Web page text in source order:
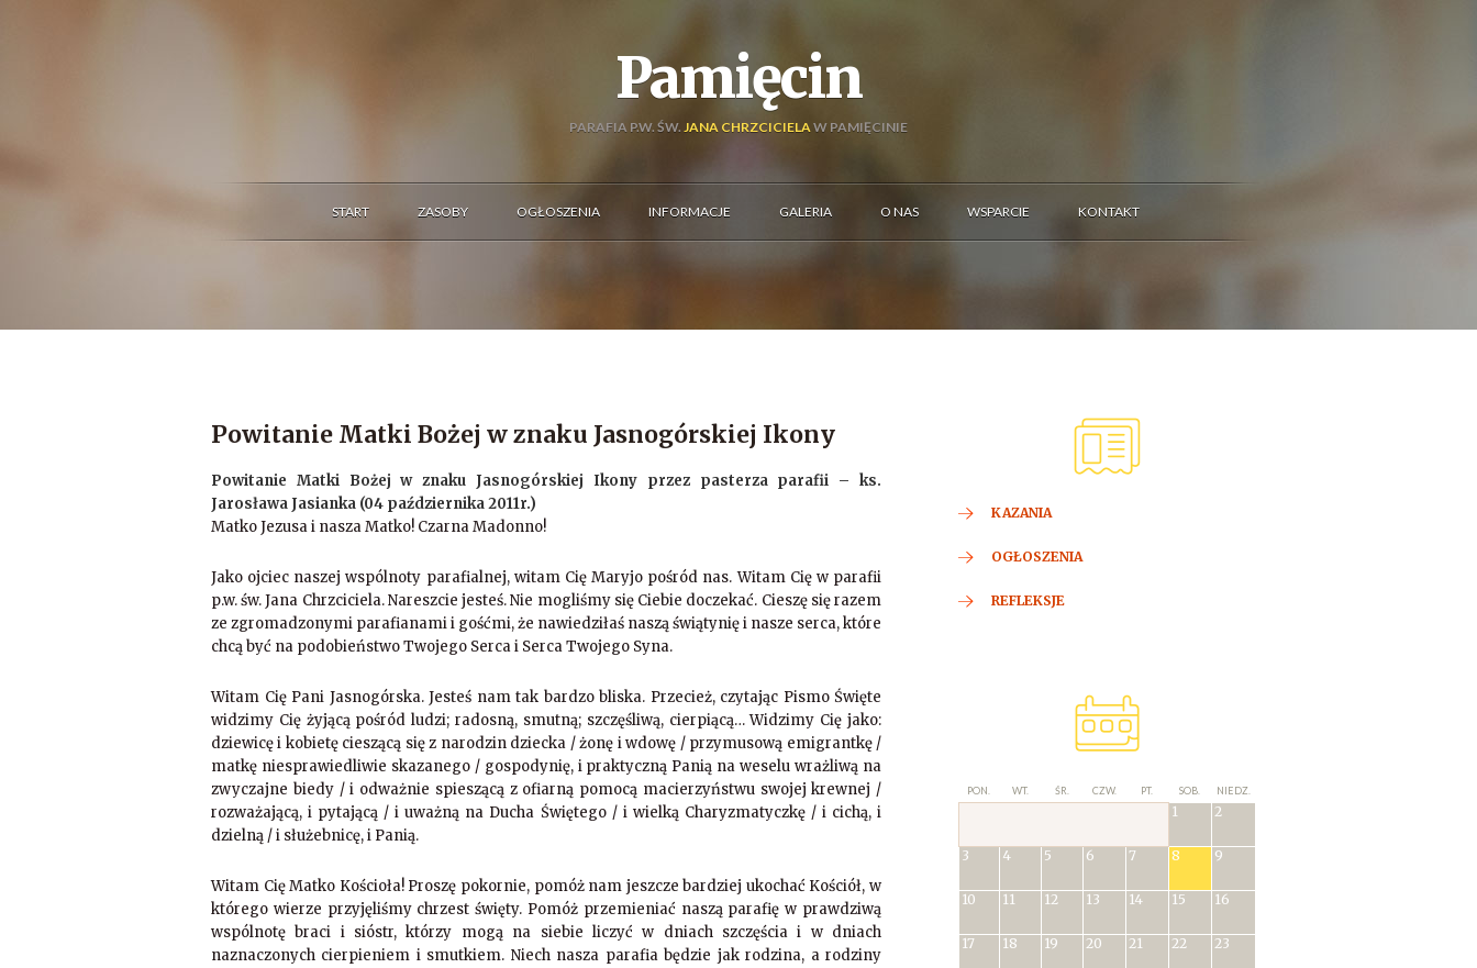
Pamięcin
PARAFIA P.W. ŚW. JANA CHRZCICIELAW PAMIĘCINIE
START ZASOBY OGŁOSZENIA INFORMACJE GALERIA O NAS WSPARCIE KONTAKT
Powitanie Matki Bożej w znaku Jasnogórskiej Ikony
Powitanie Matki Bożej w znaku Jasnogórskiej Ikony przez pasterza parafii – ks.
Jarosława Jasianka (04 października 2011r.)
Matko Jezusa i nasza Matko! Czarna Madonno!
Jako ojciec naszej wspólnoty parafialnej, witam Cię Maryjo pośród nas. Witam Cię w parafii
p.w. św. Jana Chrzciciela. Nareszcie jesteś. Nie mogliśmy się Ciebie doczekać. Cieszę się razem
ze zgromadzonymi parafianami i gośćmi, że nawiedziłaś naszą świątynię i nasze serca, które
chcą być na podobieństwo Twojego Serca i Serca Twojego Syna.
Witam Cię Pani Jasnogórska. Jesteś nam tak bardzo bliska. Przecież, czytając Pismo Święte
widzimy Cię żyjącą pośród ludzi; radosną, smutną; szczęśliwą, cierpiącą… Widzimy Cię jako:
dziewicę i kobietę cieszącą się z narodzin dziecka / żonę i wdowę / przymusową emigrantkę /
matkę niesprawiedliwie skazanego / gospodynię, i praktyczną Panią na weselu wrażliwą na
zwyczajne biedy / i odważnie spieszącą z ofiarną pomocą macierzyństwu swojej krewnej /
rozważającą, i pytającą / i uważną na Ducha Świętego / i wielką Charyzmatyczkę / i cichą, i
dzielną / i służebnicę, i Panią.
Witam Cię Matko Kościoła! Proszę pokornie, pomóż nam jeszcze bardziej ukochać Kościół, w
którego wierze przyjęliśmy chrzest święty. Pomóż przemieniać naszą parafię w prawdziwą
wspólnotę braci i sióstr, którzy mogą na siebie liczyć w dniach szczęścia i w dniach
naznaczonych cierpieniem i smutkiem. Niech nasza parafia będzie jak rodzina, a rodziny
KAZANIA
OGŁOSZENIA
REFLEKSJE
PON. WT. ŚR. CZW. PT. SOB. NIEDZ.
1 2
3 4 5 6 7 8 9
10 11 12 13 14 15 16
17 18 19 20 21 22 23